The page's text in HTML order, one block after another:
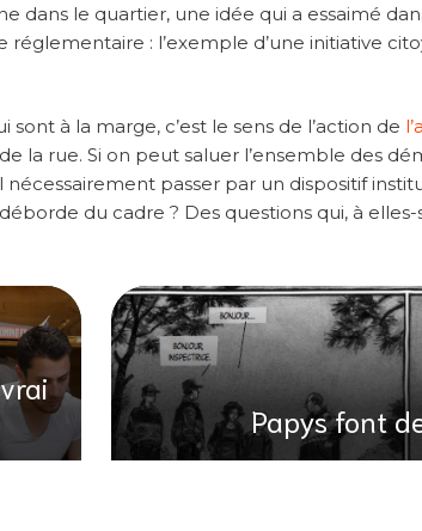
dans le quartier, une idée qui a essaimé
: l’exemple d’une initiative
à la marge, c’est le sens de l’action de
la rue. Si on peut saluer l’ensemble des
passer par un dispositif
du cadre ? Des questions qui, à elles-
Papys font